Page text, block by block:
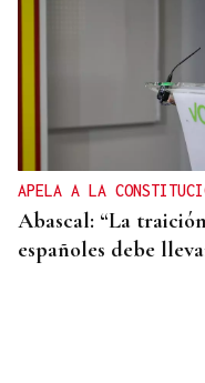
APELA A LA
Abascal: “La
españoles debe